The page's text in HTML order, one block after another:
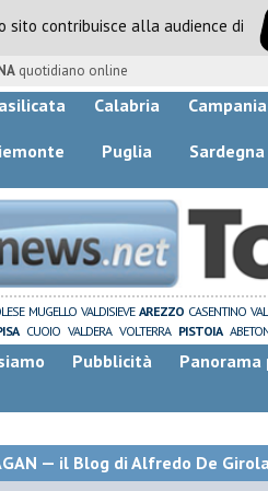
sito contribuisce alla audience di
quotidiano online
Calabria Campania
Puglia Sardegna
MUGELLO VALDISIEVE AREZZO CASENTINO
CUOIO VALDERA VOLTERRA PISTOIA
Pubblicità Panorama
— il Blog di Alfredo De